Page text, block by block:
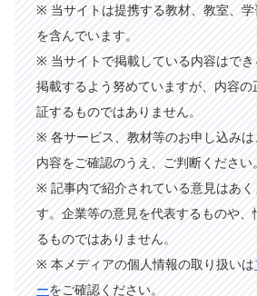
※ 当サイトは提携する教材、教室、学
を含んでいます。
※ 当サイトで掲載している内容はで
掲載するよう努めていますが、内容
証するものではありません。
※ 各サービス、教材等のお申し込み
内容をご確認のうえ、ご判断ください。
※ 記事内で紹介されている意見はあ
す。企業等の意見を代表するものや
るものではありません。
※ 本メディアの個人情報の取り扱いは
ーをご確認ください。